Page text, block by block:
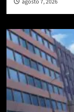
agosto 7, 2026